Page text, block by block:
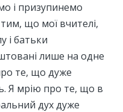
і призупинемо
що мої вчителі,
і батьки
лише на одне
те, що дуже
Я мрію про те, що в
дух дуже